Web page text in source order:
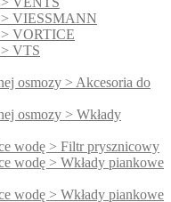
> VIESSMANN
VORTICE
VTS
osmozy > Akcesoria do
osmozy > Wkłady
wodę > Filtr prysznicowy
wodę > Wkłady piankowe
wodę > Wkłady piankowe